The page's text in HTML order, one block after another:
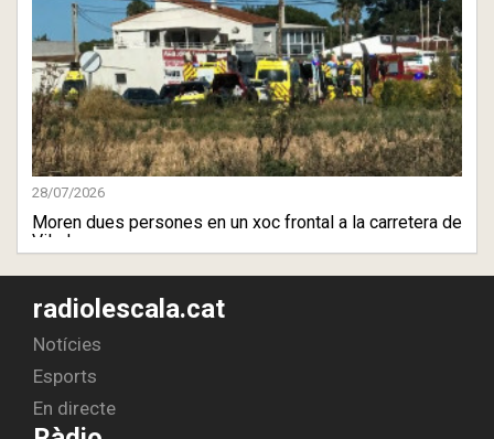
28/07/2026
Moren dues persones en un xoc frontal a la carretera de
Viladam ...
radiolescala.cat
Notícies
Esports
En directe